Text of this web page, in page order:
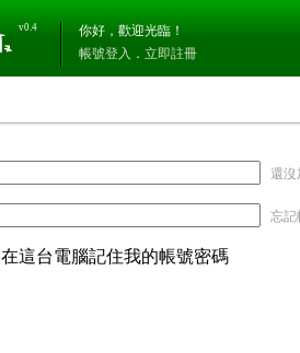
v0.4
你好，歡迎光臨！
帳號登入 ． 立即註冊
還
忘記
在這台電腦記住我的帳號密碼